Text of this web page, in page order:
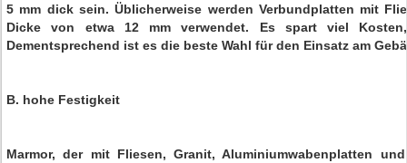
5 mm dick sein. Üblicherweise werden Verbundplatten mit
Dicke von etwa 12 mm verwendet. Es spart viel
Dementsprechend ist es die beste Wahl für den Einsatz am
B. hohe Festigkeit
Marmor, der mit Fliesen, Granit, Aluminiumwabenplatten